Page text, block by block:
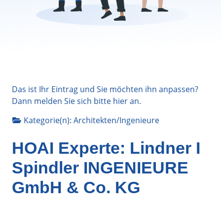
Das ist Ihr Eintrag und Sie möchten ihn anpassen?
Dann melden Sie sich bitte hieran.
Kategorie(n): Architekten/Ingenieure
HOAI Experte: Lindner I
Spindler INGENIEURE
GmbH & Co. KG